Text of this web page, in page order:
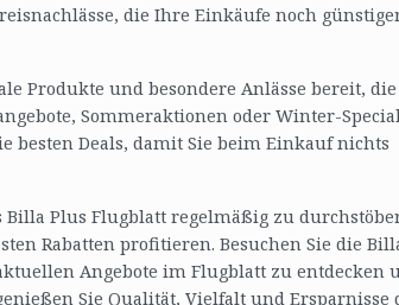
die Ihre Einkäufe noch
Produkte und besondere Anlässe bereit, die
Sommeraktionen oder Winter-
besten Deals, damit Sie beim Einkauf nichts
Plus Flugblatt regelmäßig zu
Rabatten profitieren. Besuchen Sie die
Angebote im Flugblatt zu entdecken
Sie Qualität, Vielfalt und Ersparnisse